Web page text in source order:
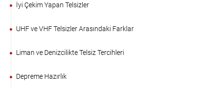
İyi Çekim Yapan Telsizler
UHF ve VHF Telsizler Arasındaki Farklar
Liman ve Denizcilikte Telsiz Tercihleri
Depreme Hazırlık